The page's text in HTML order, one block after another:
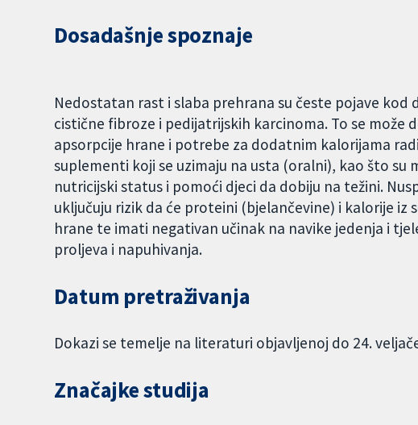
Dosadašnje spoznaje
Nedostatan rast i slaba prehrana su česte pojave
cistične fibroze i pedijatrijskih karcinoma. To se može
apsorpcije hrane i potrebe za dodatnim kalorijama
suplementi koji se uzimaju na usta (oralni), kao što su
nutricijski status i pomoći djeci da dobiju na težini.
uključuju rizik da će proteini (bjelančevine) i kalorije iz
hrane te imati negativan učinak na navike jedenja i
proljeva i napuhivanja.
Datum pretraživanja
Dokazi se temelje na literaturi objavljenoj do 24.
Značajke studija